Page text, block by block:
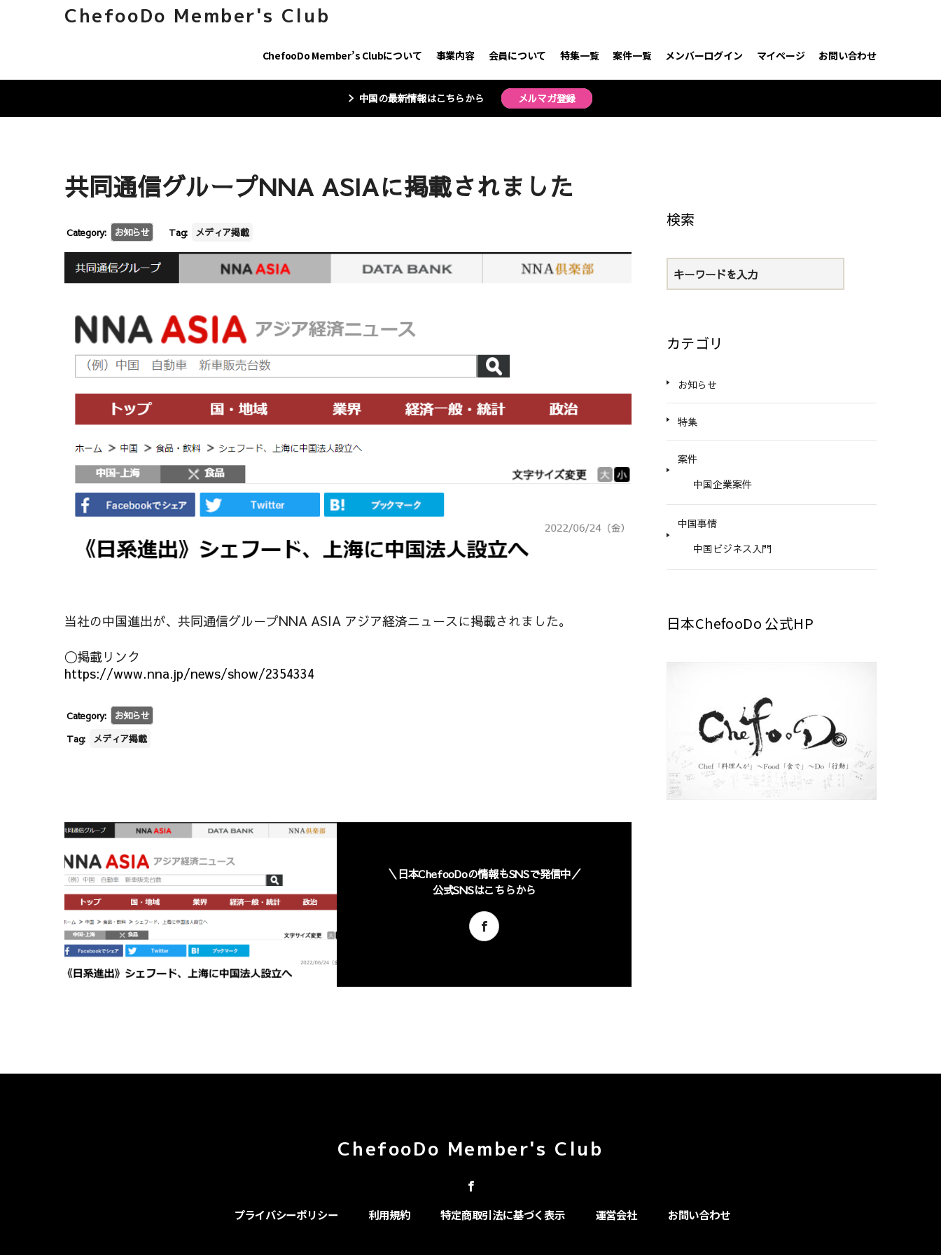
ChefooDo Member's Club
ChefooDo Member’s Clubについて 事業内容 会員について 特集一覧 案件一覧 メンバーログイン マイページ お問い合わせ
中国の最新情報はこちらから メルマガ登録
共同通信グループNNA ASIAに掲載されました
Category: お知らせ Tag: メディア掲載
当社の中国進出が、共同通信グループNNA ASIA アジア経済ニュースに掲載されました。
〇掲載リンク
https://www.nna.jp/news/show/2354334
Category:
お知らせ
Tag:
メディア掲載
＼日本ChefooDoの情報もSNSで発信中／
公式SNSはこちらから
検索
カテゴリ
お知らせ
特集
案件
中国企業案件
中国事情
中国ビジネス入門
日本ChefooDo 公式HP
ChefooDo Member's Club
プライバシーポリシー 利用規約 特定商取引法に基づく表示 運営会社 お問い合わせ